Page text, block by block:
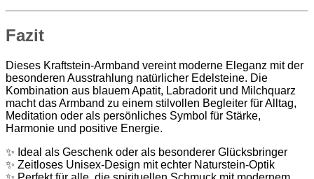
Fazit
Dieses Kraftstein-Armband vereint moderne Eleganz mit der
besonderen Ausstrahlung natürlicher Edelsteine. Die
Kombination aus blauem Apatit, Labradorit und Milchquarz
macht das Armband zu einem stilvollen Begleiter für Alltag,
Meditation oder als persönliches Symbol für Stärke,
Harmonie und positive Energie.
✨ Ideal als Geschenk oder als besonderer Glücksbringer
✨ Zeitloses Unisex-Design mit echter Naturstein-Optik